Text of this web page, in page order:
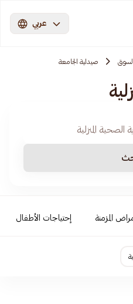
عربي
السوق صيدلية الجامعة
المزمنة إحتياجات الأطفال